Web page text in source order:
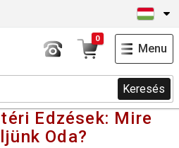
Keresés
0
Menu
Edzések: Mire
Oda?